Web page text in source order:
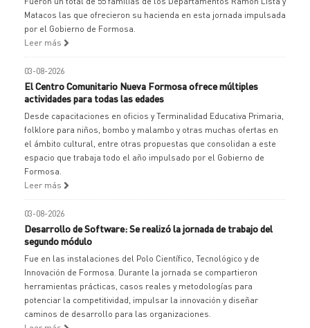
Matacos las que ofrecieron su hacienda en esta jornada impulsada
por el Gobierno de Formosa.
Leer más
03-08-2026
El Centro Comunitario Nueva Formosa ofrece múltiples
actividades para todas las edades
Desde capacitaciones en oficios y Terminalidad Educativa Primaria,
folklore para niños, bombo y malambo y otras muchas ofertas en
el ámbito cultural, entre otras propuestas que consolidan a este
espacio que trabaja todo el año impulsado por el Gobierno de
Formosa.
Leer más
03-08-2026
Desarrollo de Software: Se realizó la jornada de trabajo del
segundo módulo
Fue en las instalaciones del Polo Científico, Tecnológico y de
Innovación de Formosa. Durante la jornada se compartieron
herramientas prácticas, casos reales y metodologías para
potenciar la competitividad, impulsar la innovación y diseñar
caminos de desarrollo para las organizaciones.